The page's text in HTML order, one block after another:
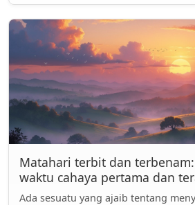
Matahari terbit dan
waktu cahaya pertama dan
Ada sesuatu yang ajaib tentang